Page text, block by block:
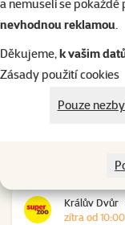
a nemuseli se
nevhodnou reklamou.
Děkujeme,k vašim
Zásady použití cookies
Pouze
Polepská
Kolín Ovčáry
Ovčáry 304,
Králův Dvůr
zítra od 10:00